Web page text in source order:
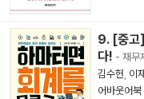
9. [중고
다! - 재무
김수헌 이
어바웃어북